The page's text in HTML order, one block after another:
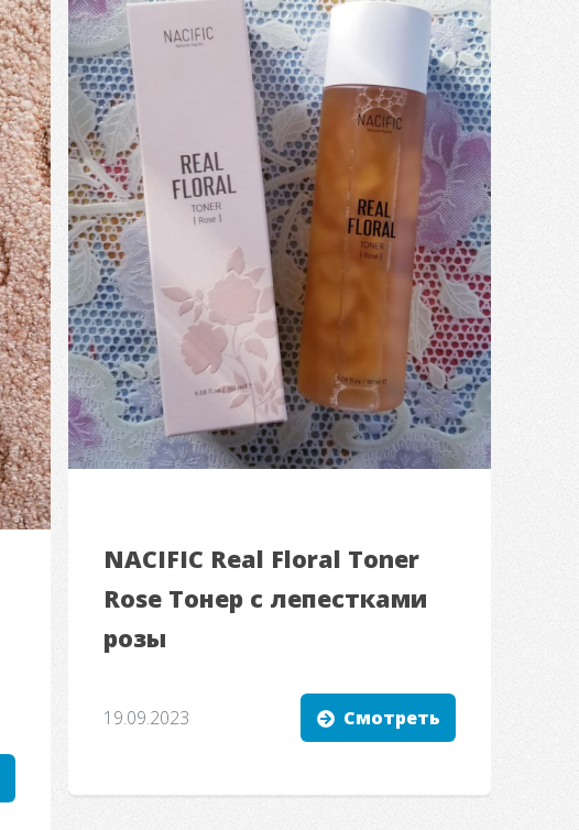
NACIFIC Real Floral Toner
Rose Тонер с лепестками
розы
19.09.2023 Смотреть